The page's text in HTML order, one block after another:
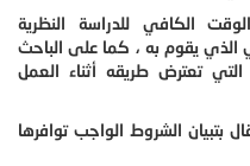
الكافي للدراسة النظرية
الذي يقوم به ، كما على الباحث
تعترض طريقه أثناء العمل
بتبيان الشروط الواجب توافرها